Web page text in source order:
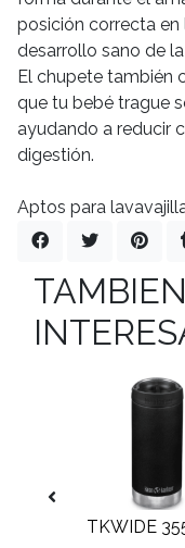
posición correcta
desarrollo sano de
El chupete también
que tu bebé trague
ayudando a reducir
digestión.
Aptos para